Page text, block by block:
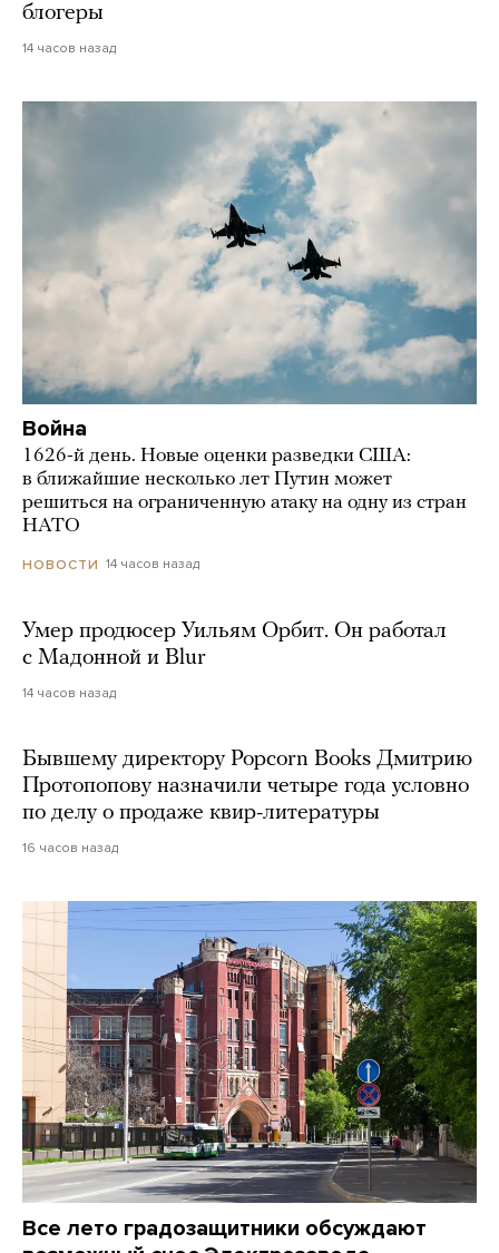
блогеры
14 часов назад
Война
1626-й день. Новые оценки разведки США:
в ближайшие несколько лет Путин может
решиться на ограниченную атаку на одну из стран
НАТО
НОВОСТИ 14 часов назад
Умер продюсер Уильям Орбит. Он работал
с Мадонной и Blur
14 часов назад
Бывшему директору Popcorn Books Дмитрию
Протопопову назначили четыре года условно
по делу о продаже квир-литературы
16 часов назад
Все лето градозащитники обсуждают